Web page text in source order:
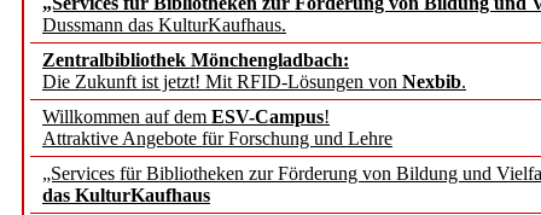
Dussmann das KulturKaufhaus.
Zentralbibliothek Mönchengladbach:
Die Zukunft ist jetzt! Mit RFID-Lösungen von Nexbib.
Willkommen auf dem ESV-Campus!
Attraktive Angebote für Forschung und Lehre
„Services für Bibliotheken zur Förderung von Bildung und
das KulturKaufhaus
angepasst
konstruktiv!
Mohr Siebeck